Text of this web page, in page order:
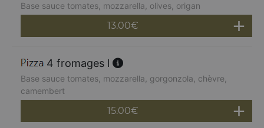
Base sauce tomates, mozzarella, olives, origan
13.00€
4 fromages l
Base sauce tomates, mozzarella, gorgonzola, chèvre,
camembert
15.00€